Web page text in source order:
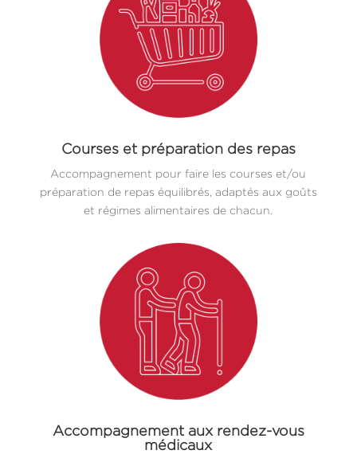
Courses et préparation des repas
Accompagnement pour faire les courses et/ou
préparation de repas équilibrés, adaptés aux goûts
et régimes alimentaires de chacun.
Accompagnement aux rendez-vous
médicaux